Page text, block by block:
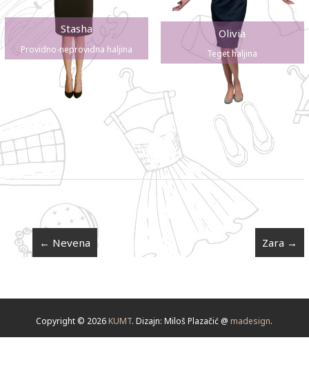
Stasha
Providno-neprovidna haljina
Olivia
Teget haljina
← Nevena Zara →
Copyright © 2026 KUMT. Dizajn: Miloš Plazačić @ madesign.